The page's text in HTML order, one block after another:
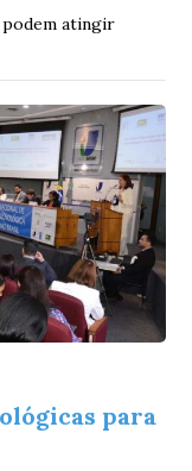
podem atingir
para